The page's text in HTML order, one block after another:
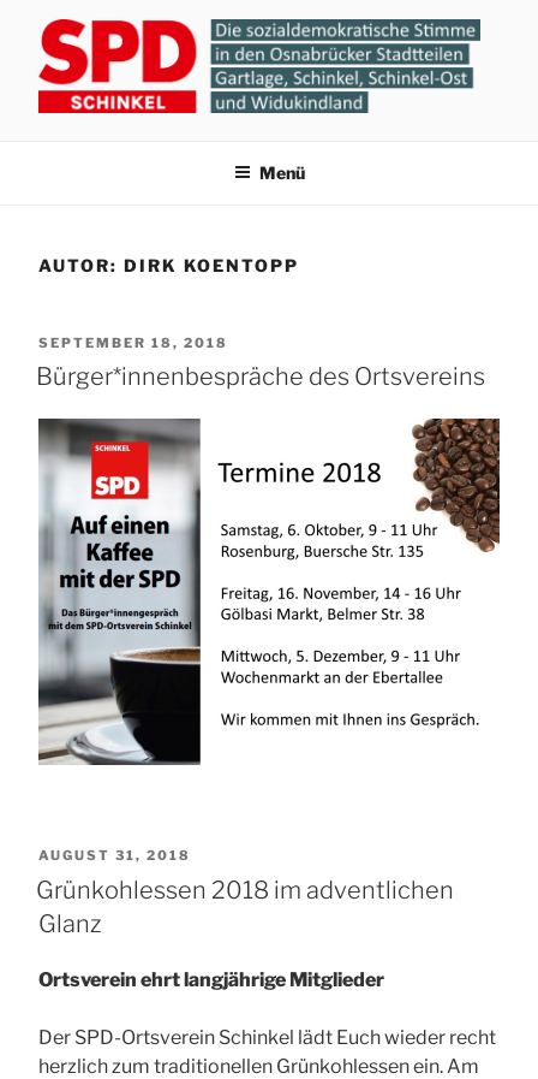
Inhalt
springen
Menü
AUTOR: DIRK KOENTOPP
VERÖFFENTLICHT
AM
SEPTEMBER 18, 2018
Bürger*innenbespräche des Ortsvereins
VERÖFFENTLICHT
AM
AUGUST 31, 2018
Grünkohlessen 2018 im adventlichen
Glanz
Ortsverein ehrt langjährige Mitglieder
Der SPD-Ortsverein Schinkel lädt Euch wieder recht
herzlich zum traditionellen Grünkohlessen ein. Am